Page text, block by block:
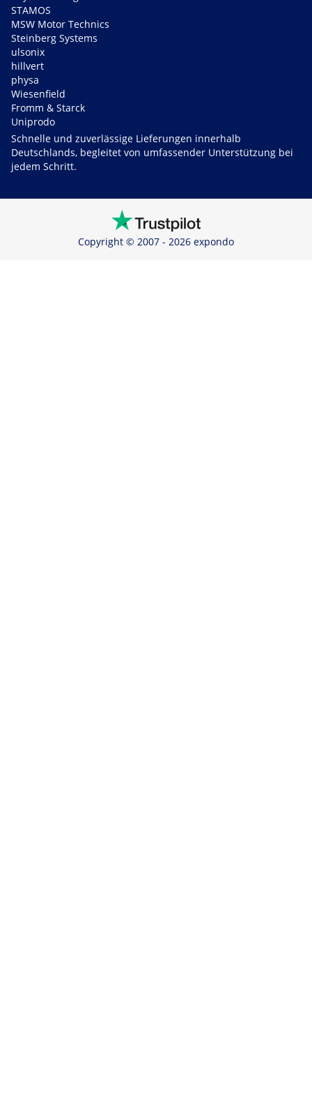
STAMOS
MSW Motor Technics
Steinberg Systems
ulsonix
hillvert
physa
Wiesenfield
Fromm & Starck
Uniprodo
Schnelle und zuverlässige Lieferungen innerhalb
Deutschlands, begleitet von umfassender Unterstützung bei
jedem Schritt.
Copyright © 2007 - 2026 expondo